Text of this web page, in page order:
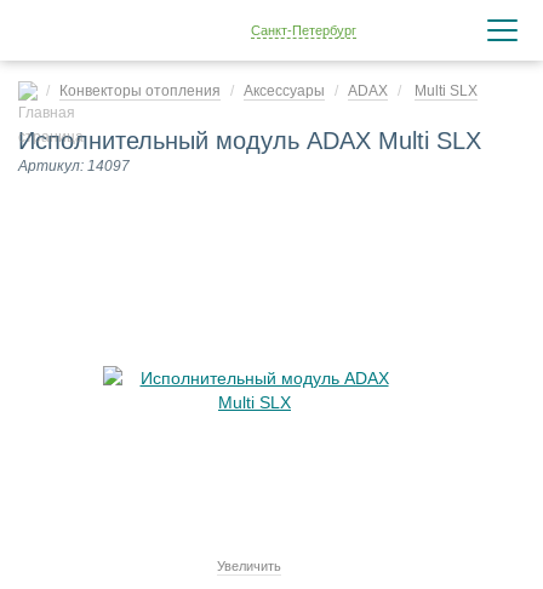
Санкт-Петербург
Конвекторы отопления Аксессуары ADAX Multi SLX
Исполнительный модуль ADAX Multi SLX
Артикул: 14097
Увеличить